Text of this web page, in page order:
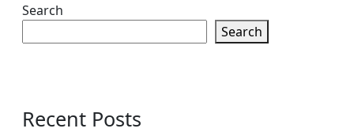
Search
Search
Recent Posts